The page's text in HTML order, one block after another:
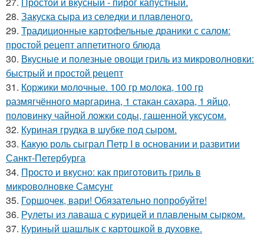
28. Закуска сыра из селедки и плавленого.
29. Традиционные картофельные драники с салом:
простой рецепт аппетитного блюда
30. Вкусные и полезные овощи гриль из микроволновки:
быстрый и простой рецепт
31. Коржики молочные. 100 гр молока, 100 гр
размягчённого маргарина, 1 стакан сахара, 1 яйцо,
половинку чайной ложки соды, гашенной уксусом.
32. Куриная грудка в шубке под сыром.
33. Какую роль сыграл Петр I в основании и развитии
Санкт-Петербурга
34. Просто и вкусно: как приготовить гриль в
микроволновке Самсунг
35. Горшочек, вари! Обязательно попробуйте!
36. Рулеты из лаваша с курицей и плавленым сырком.
37. Куриный шашлык с картошкой в духовке.